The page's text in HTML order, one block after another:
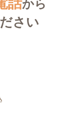
から
さい